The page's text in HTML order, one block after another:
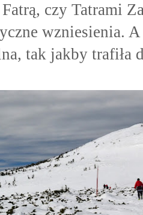
Fatrą, czy Tatrami
wzniesienia.
tak jakby trafiła